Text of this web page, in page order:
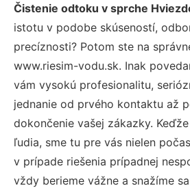
Čistenie odtoku v sprche
istotu v podobe skúseností,
precíznosti? Potom ste na
www.riesim-vodu.sk. Inak
vám vysokú profesionalitu,
jednanie od prvého kontaktu až
dokončenie vašej zákazky.
ľudia, sme tu pre vás nielen
v prípade riešenia prípadnej
vždy berieme vážne a snažíme